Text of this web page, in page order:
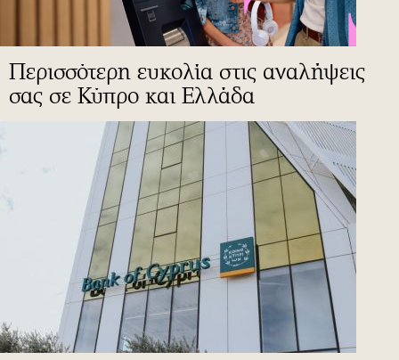
Περισσότερη ευκολία στις αναλήψεις
σας σε Κύπρο και Ελλάδα